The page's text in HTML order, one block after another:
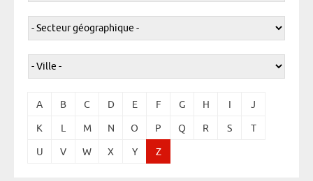
A B C D E F G H I J
K L M N O P Q R S T
U V W X Y Z